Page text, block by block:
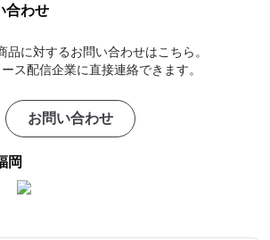
合わせ
品に対するお問い合わせはこちら。
ス配信企業に直接連絡できます。
お問い合わせ
岡